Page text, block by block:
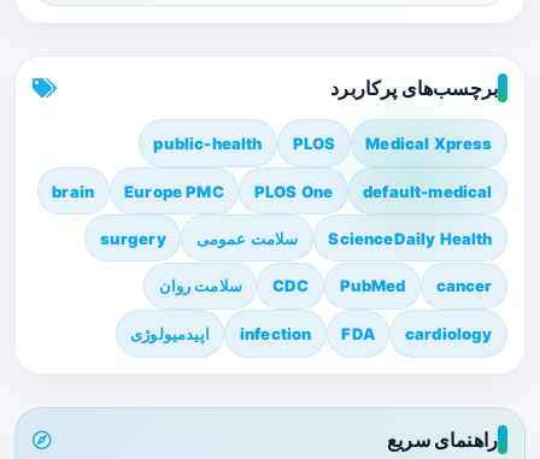
برچسب‌های پرکاربرد
Medical Xpress
PLOS
public-health
default-medical
PLOS One
Europe PMC
brain
ScienceDaily Health سلامت عمومی surgery
cancer
PubMed
CDC سلامت روان
cardiology
FDA
infection اپیدمیولوژی
راهنمای سریع